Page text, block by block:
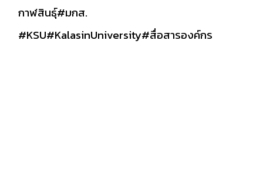
กาฬสินธุ์#มกส.
#KSU#KalasinUniversity#สื่อสารองค์กร